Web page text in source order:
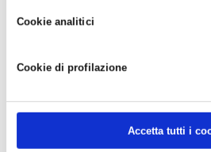
strumenti di tracciamento diversi da
avere maggiori informazioni, leggere la
Cookie analitici
Cookie di profilazione
Accetta tutti i
un centro abitato e per almeno due
- abbandono di animali:
prevista la
strada. Inoltre, si rischiano fino a
causa un incidente con morti e feriti.